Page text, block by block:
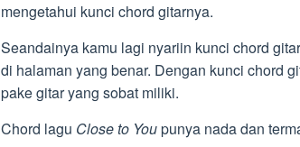
mengetahui kunci chord gitarnya.
Seandainya kamu lagi nyariin kunci chord
di halaman yang benar. Dengan kunci chord
pake gitar yang sobat miliki.
Chord lagu Close to Youpunya nada dan